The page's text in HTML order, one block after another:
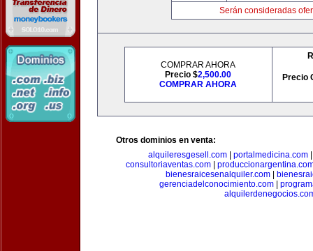
Serán consideradas
COMPRAR AHORA
Precio $2,500.00
COMPRAR AHORA
Precio
Otros dominios en venta:
alquileresgesell.com| portalmedicina.com
consultoriaventas.com|
bienesraicesenalquiler.com|
gerenciadelconocimiento.com